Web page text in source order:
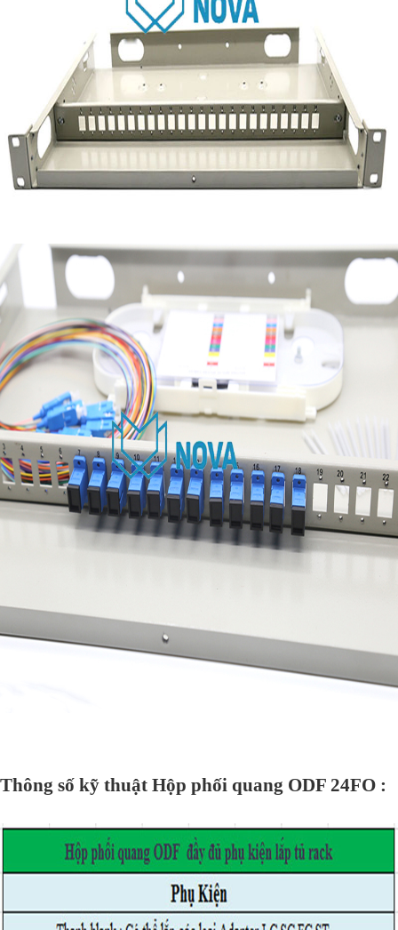
Thông số kỹ thuật Hộp phối quang ODF 24FO :